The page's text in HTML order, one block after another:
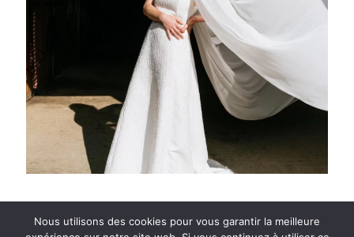
@2021Clémentine Iacono- Images parChloé Lapeyssonnie- Site parStudio
Nous utilisons des cookies pour vous garantir la meilleure